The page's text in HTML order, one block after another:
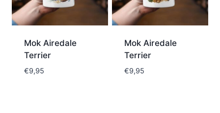
Mok Airedale
Terrier
€9,95
Mok Airedale
Terrier
€9,95